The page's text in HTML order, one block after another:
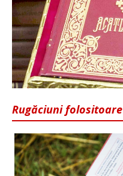
Rugăciuni folositoare